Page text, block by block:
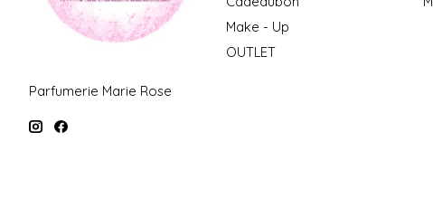
Parfumerie Marie Rose
Make - Up
OUTLET